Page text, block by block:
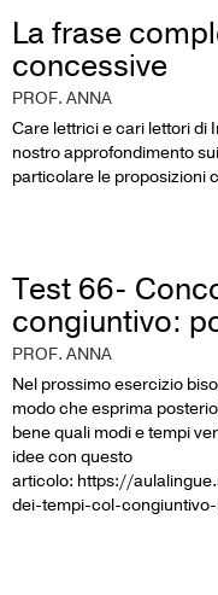
La frase
concessive
PROF. ANNA
Care lettrici e cari lettori di
nostro approfondimento
particolare le proposizioni
Test 66-
congiuntivo:
PROF. ANNA
Nel prossimo esercizio
modo che esprima
bene quali modi e tempi
idee con questo
articolo: https://
dei-tempi-col-